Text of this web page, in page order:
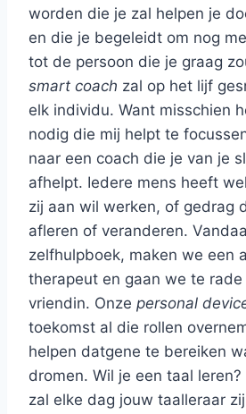
worden die je zal helpen je
en die je begeleidt om nog
tot de persoon die je graag
smart coach zal op het lijf
elk individu. Want misschien
nodig die mij helpt te
naar een coach die je van je
afhelpt. Iedere mens heeft
zij aan wil werken, of gedrag
afleren of veranderen.
zelfhulpboek, maken we een
therapeut en gaan we te
vriendin. Onze personal
toekomst al die rollen
helpen datgene te bereiken
dromen. Wil je een taal
zal elke dag jouw taalleraar